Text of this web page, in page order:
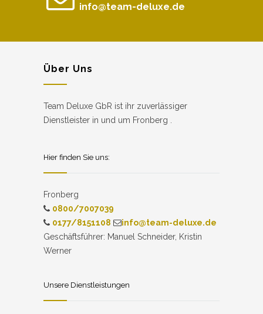
info@team-deluxe.de
Über Uns
Team Deluxe GbR ist ihr zuverlässiger
Dienstleister in und um Fronberg .
Hier finden Sie uns:
Fronberg
0800/7007039
0177/8151108
info@team-deluxe.de
Geschäftsführer: Manuel Schneider, Kristin
Werner
Unsere Dienstleistungen